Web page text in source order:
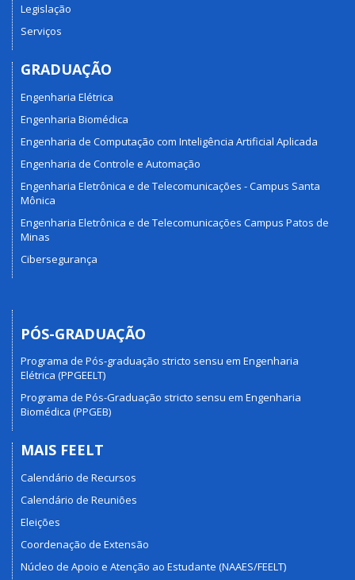
Legislação
Serviços
GRADUAÇÃO
Engenharia Elétrica
Engenharia Biomédica
Engenharia de Computação com Inteligência Artificial Aplicada
Engenharia de Controle e Automação
Engenharia Eletrônica e de Telecomunicações - Campus Santa
Mônica
Engenharia Eletrônica e de Telecomunicações Campus Patos de
Minas
Cibersegurança
PÓS-GRADUAÇÃO
Programa de Pós-graduação stricto sensu em Engenharia
Elétrica (PPGEELT)
Programa de Pós-Graduação stricto sensu em Engenharia
Biomédica (PPGEB)
MAIS FEELT
Calendário de Recursos
Calendário de Reuniões
Eleições
Coordenação de Extensão
Núcleo de Apoio e Atenção ao Estudante (NAAES/FEELT)